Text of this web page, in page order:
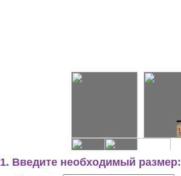
1. Введите необходимый размер: